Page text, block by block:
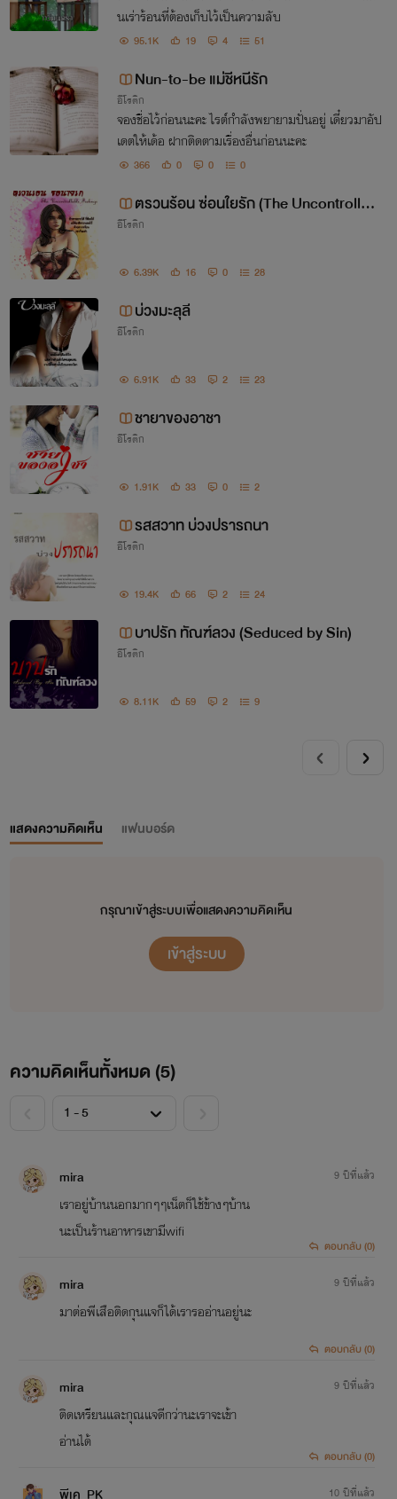
นเร่าร้อนที่ต้องเก็บไว้เป็นความลับ
95.1K 19 4 51
Nun-to-be แม่ชีหนีรัก
อีโรติก
จองชื่อไว้ก่อนนะคะ ไรต์กำลังพยายามปั่นอยู่ เดี๋ยวมาอัป
เดตให้เด้อ ฝากติดตามเรื่องอื่นก่อนนะคะ
366 0 0 0
ตรวนร้อน ซ่อนใยรัก (The Uncontrollab
le Feelings)
อีโรติก
6.39K 16 0 28
บ่วงมะลุลี
อีโรติก
6.91K 33 2 23
ชายาของอาชา
อีโรติก
1.91K 33 0 2
รสสวาท บ่วงปรารถนา
อีโรติก
19.4K 66 2 24
บาปรัก ทัณฑ์ลวง (Seduced by Sin)
อีโรติก
8.11K 59 2 9
แสดงความคิดเห็น แฟนบอร์ด
กรุณาเข้าสู่ระบบเพื่อแสดงความคิดเห็น
เข้าสู่ระบบ
ความคิดเห็นทั้งหมด (5)
mira
เราอยู่บ้านนอกมากๆๆเน็ตก็ใช้ข้างๆบ้าน
นะเป็นร้านอาหารเขามีwifi
9 ปีที่แล้ว
ตอบกลับ (0)
mira
มาต่อพีเสือติดกุนแจก็ได้เรารออ่านอยู่นะ
9 ปีที่แล้ว
ตอบกลับ (0)
mira
ติดเหรียนและกุณแจดีกว่านะเราจะเข้า
อ่านได้
9 ปีที่แล้ว
ตอบกลับ (0)
10 ปีที่แล้ว